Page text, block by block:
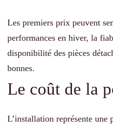
Les premiers prix peuvent
performances en hiver, la
disponibilité des pièces
bonnes.
Le coût de la
L’installation représente une